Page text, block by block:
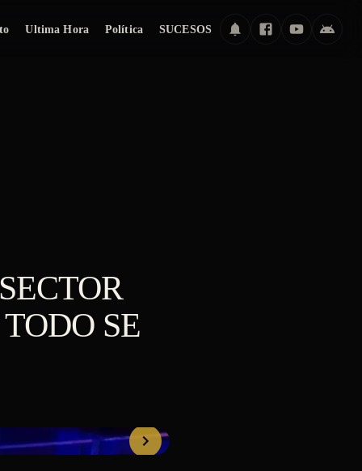
Ultima Hora Política SUCESOS
SE